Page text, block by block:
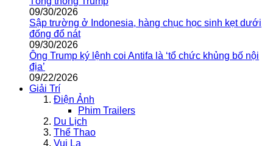
09/30/2026
Sập trường ở Indonesia, hàng chục học sinh kẹt dưới
đống đổ nát
09/30/2026
Ông Trump ký lệnh coi Antifa là ‘tổ chức khủng bố nội
địa’
09/22/2026
Giải Trí
Điện Ảnh
Phim Trailers
Du Lịch
Thể Thao
Vui Lạ